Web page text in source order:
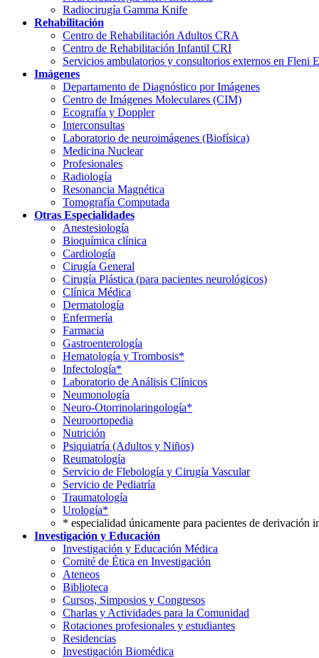
Radiocirugía Gamma Knife
Rehabilitación
Centro de Rehabilitación Adultos CRA
Centro de Rehabilitación Infantil CRI
Servicios ambulatorios y consultorios externos en Fleni
Imágenes
Departamento de Diagnóstico por Imágenes
Centro de Imágenes Moleculares (CIM)
Ecografía y Doppler
Interconsultas
Laboratorio de neuroimágenes (Biofísica)
Medicina Nuclear
Profesionales
Radiología
Resonancia Magnética
Tomografía Computada
Otras Especialidades
Anestesiología
Bioquímica clínica
Cardiología
Cirugía General
Cirugía Plástica (para pacientes neurológicos)
Clínica Médica
Dermatología
Enfermería
Farmacia
Gastroenterología
Hematología y Trombosis*
Infectología*
Laboratorio de Análisis Clínicos
Neumonología
Neuro-Otorrinolaringología*
Neuroortopedia
Nutrición
Psiquiatría (Adultos y Niños)
Reumatología
Servicio de Flebología y Cirugía Vascular
Servicio de Pediatría
Traumatología
Urología*
* especialidad únicamente para pacientes de derivación
Investigación y Educación
Investigación y Educación Médica
Comité de Ética en Investigación
Ateneos
Biblioteca
Cursos, Simposios y Congresos
Charlas y Actividades para la Comunidad
Rotaciones profesionales y estudiantes
Residencias
Investigación Biomédica